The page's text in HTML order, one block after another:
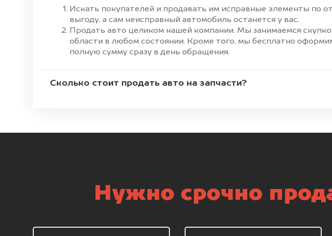
Искать покупателей и продавать им исправные элементы по
выгоду, а сам неисправный автомобиль останется у вас.
Продать авто целиком нашей компании. Мы занимаемся
области в любом состоянии. Кроме того, мы бесплатно
полную сумму сразу в день обращения.
Сколько стоит продать авто на запчасти?
Нужно срочно